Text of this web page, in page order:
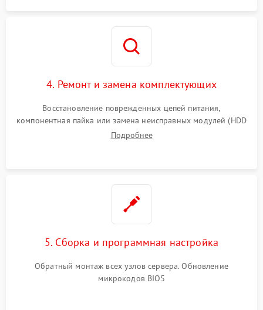
4. Ремонт и замена комплектующих
Восстановление поврежденных цепей питания,
компонентная пайка или замена неисправных модулей (HDD
Подробнее
5. Сборка и программная настройка
Обратный монтаж всех узлов сервера. Обновление
микрокодов BIOS